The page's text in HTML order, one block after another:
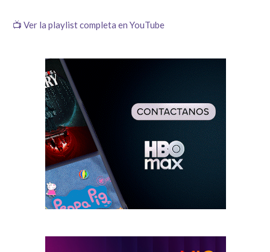
📺 Ver la playlist completa en YouTube